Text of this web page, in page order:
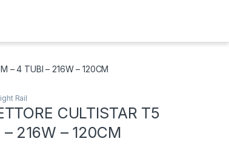
– 4 TUBI – 216W – 120CM
Rail
CULTISTAR T5
216W – 120CM